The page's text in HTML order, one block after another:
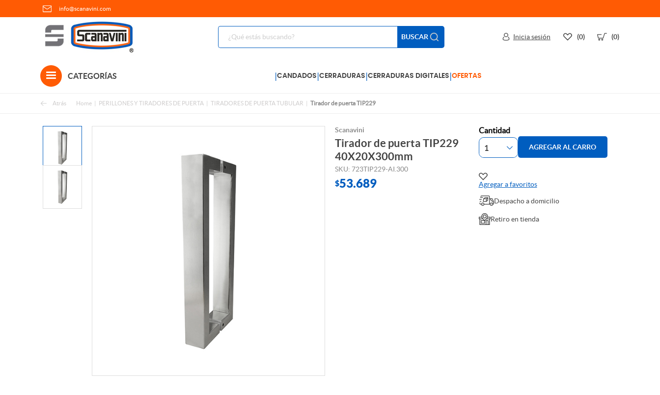
info@scanavini.com
BUSCAR
CATEGORÍAS |CANDADOS |CERRADURAS |CERRADURAS DIGITALES |OFERTAS
Inicia sesión (0) (0)
Atrás Home PERILLONES Y TIRADORES DE PUERTA TIRADORES DE PUERTA TUBULAR Tirador de puerta TIP229
Scanavini
Tirador de puerta TIP229
40X20X300mm
SKU: 723TIP229-AI.300
$53.689
Cantidad
AGREGAR AL CARRO
Agregar a favoritos
Despacho a domicilio
Retiro en tienda